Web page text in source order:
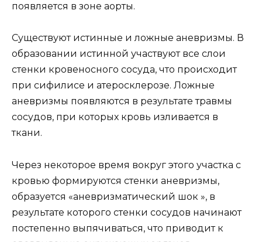
появляется в зоне аорты.
Существуют истинные и ложные аневризмы. В
образовании истинной участвуют все слои
стенки кровеносного сосуда, что происходит
при сифилисе и атеросклерозе. Ложные
аневризмы появляются в результате травмы
сосудов, при которых кровь изливается в
ткани.
Через некоторое время вокруг этого участка с
кровью формируются стенки аневризмы,
образуется «аневризматический шок », в
результате которого стенки сосудов начинают
постепенно выпячиваться, что приводит к